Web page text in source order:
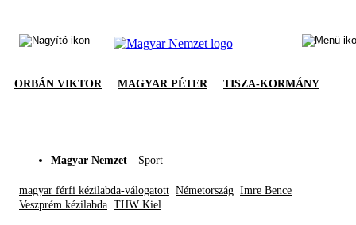
ORBÁN VIKTOR MAGYAR PÉTER TISZA-KORMÁNY
Magyar Nemzet Sport
magyar férfi kézilabda-válogatott Németország Imre Bence
Veszprém kézilabda THW Kiel